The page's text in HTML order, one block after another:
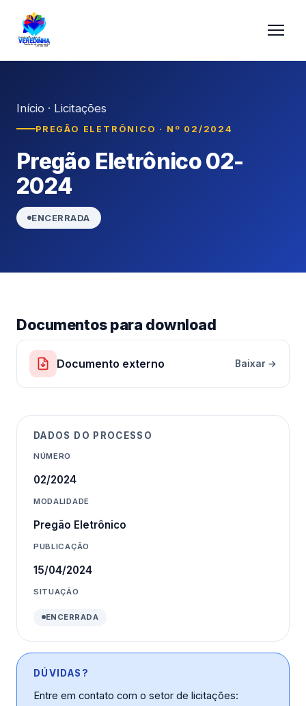
Início · Licitações
PREGÃO ELETRÔNICO · Nº 02/2024
Pregão Eletrônico 02-
2024
ENCERRADA
Documentos para download
Documento externo Baixar →
DADOS DO PROCESSO
NÚMERO
02/2024
MODALIDADE
Pregão Eletrônico
PUBLICAÇÃO
15/04/2024
SITUAÇÃO
ENCERRADA
DÚVIDAS?
Entre em contato com o setor de licitações: